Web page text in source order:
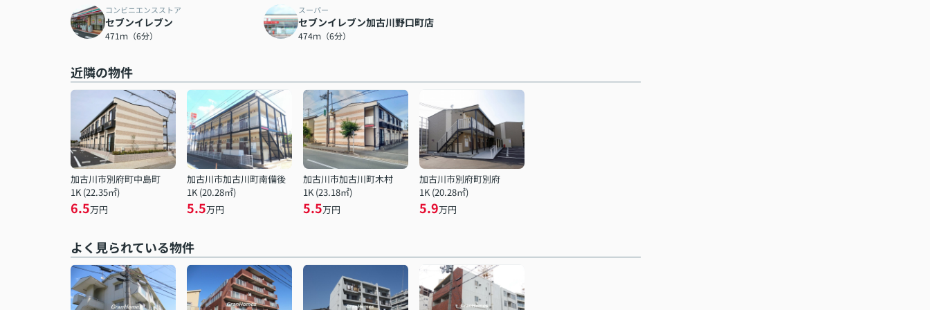
コンビニエンスストア
セブンイレブン
471ｍ（6分）
スーパー
セブンイレブン加古川野口町店
474ｍ（6分）
近隣の物件
加古川市別府町中島町
1K (22.35㎡)
6.5万円
加古川市加古川町南備後
1K (20.28㎡)
5.5万円
加古川市加古川町木村
1K (23.18㎡)
5.5万円
加古川市別府町別府
1K (20.28㎡)
5.9万円
よく見られている物件